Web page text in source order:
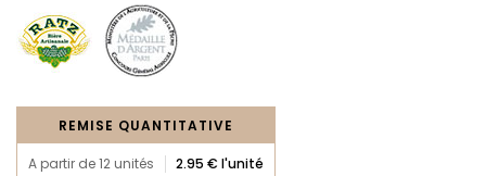
REMISE QUANTITATIVE
A partir de 12 unités 2.95 € l'unité